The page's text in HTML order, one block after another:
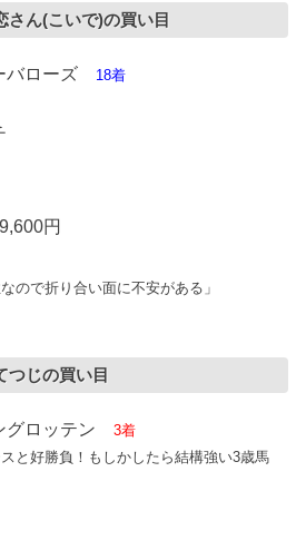
さん(こいで)の買い目
バローズ 18着
円
ので折り合い面に不安がある」
つじの買い目
グロッテン3着
と好勝負！もしかしたら結構強い3歳馬